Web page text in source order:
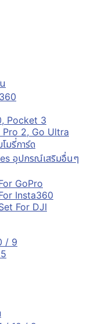
Pocket 3
2, Go Ultra
มรี่การ์ด
อุปกรณ์เสริมอื่นๆ
GoPro
Insta360
For DJI
/ 9